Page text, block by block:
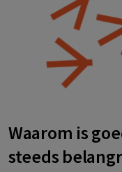
Waarom is
steeds